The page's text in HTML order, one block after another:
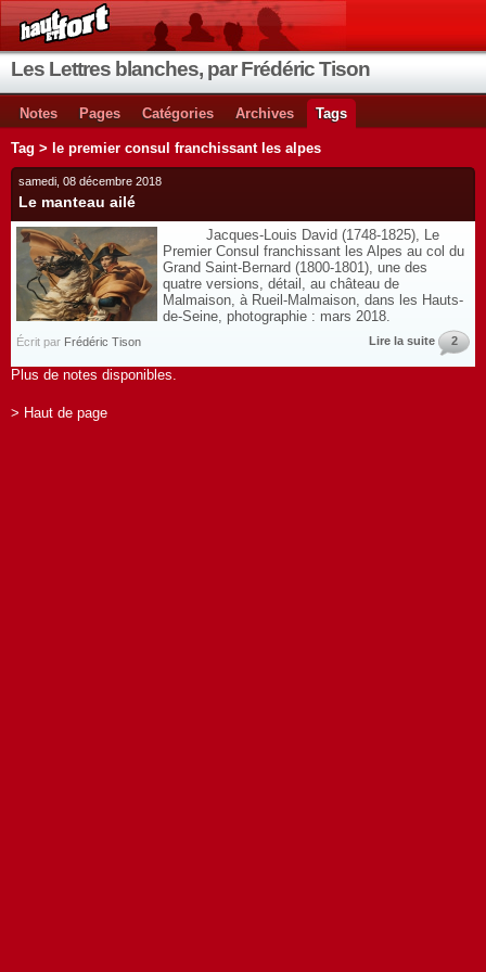
Les Lettres blanches, par Frédéric Tison
Notes Pages Catégories Archives Tags
Tag > le premier consul franchissant les alpes
samedi, 08 décembre 2018
Le manteau ailé
Jacques-Louis David (1748-1825), Le
Premier Consul franchissant les Alpes au col du
Grand Saint-Bernard (1800-1801), une des
quatre versions, détail, au château de
Malmaison, à Rueil-Malmaison, dans les Hauts-
de-Seine, photographie : mars 2018.
Écrit par Frédéric Tison Lire la suite 2
Plus de notes disponibles.
> Haut de page